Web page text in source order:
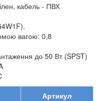
кабель - ПВХ
вагою: 0,8
до 50 Вт (SPST)
Артикул